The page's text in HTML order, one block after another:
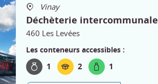
Vinay
Déchèterie intercommunale
460 Les Levées
Les conteneurs accessibles :
1 2 1